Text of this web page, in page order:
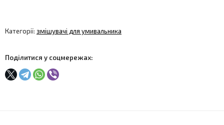
Категорії: змішувачі для умивальника
Поділитися у соцмережах: